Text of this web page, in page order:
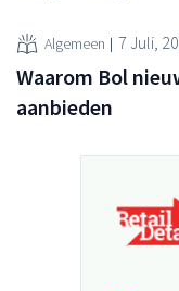
Algemeen 7 Juli,
Waarom Bol
aanbieden